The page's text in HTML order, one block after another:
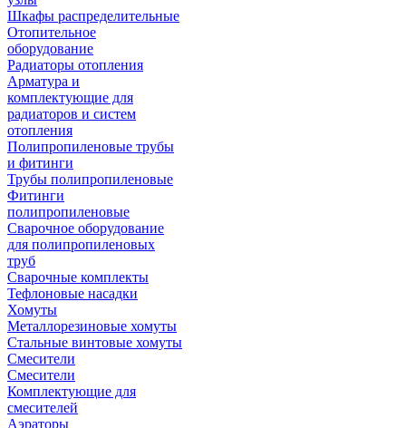
Шкафы распределительные
Отопительное
оборудование
Радиаторы отопления
Арматура и
комплектующие для
радиаторов и систем
отопления
Полипропиленовые трубы
и фитинги
Трубы полипропиленовые
Фитинги
полипропиленовые
Сварочное оборудование
для полипропиленовых
труб
Сварочные комплекты
Тефлоновые насадки
Хомуты
Металлорезиновые хомуты
Стальные винтовые хомуты
Смесители
Смесители
Комплектующие для
смесителей
Аэраторы